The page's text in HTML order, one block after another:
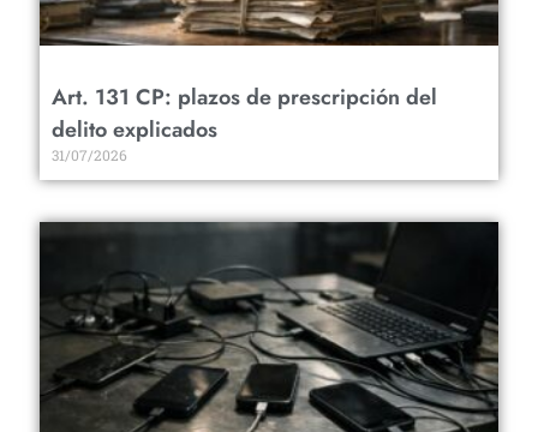
Art. 131 CP: plazos de prescripción del
delito explicados
31/07/2026